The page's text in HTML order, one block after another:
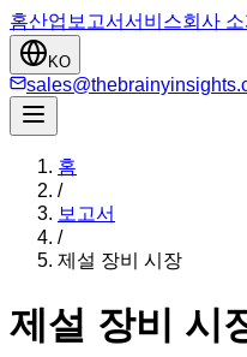
홈산업 보고서서비스회사 소
KO
홈
/
보고서
/
제설 장비 시장
제설 장비 시